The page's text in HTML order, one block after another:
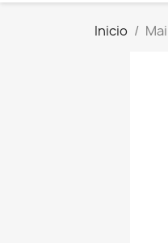
Inicio